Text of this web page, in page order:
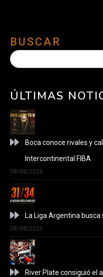
BUSCAR
ÚLTIMAS
Boca conoce rivales y
Intercontinental FIBA
08/08/2026
La Liga Argentina
08/08/2026
River Plate consiguió el